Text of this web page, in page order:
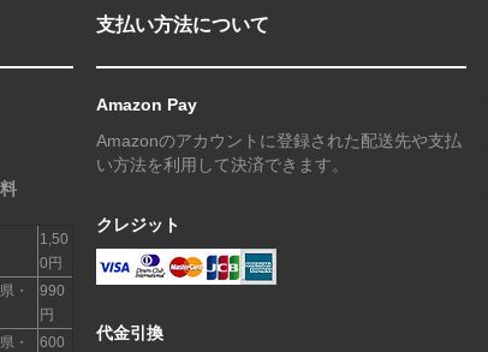
1,50
0円
・
990
円
・
600
支払い方法について
Amazon Pay
Amazonのアカウントに登録された配送先や支払
い方法を利用して決済できます。
クレジット
代金引換